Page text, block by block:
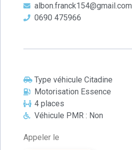
albon.franck154@gmail.com
0690 475966
Type véhicule Citadine
Motorisation Essence
4 places
Véhicule PMR : Non
Appeler le